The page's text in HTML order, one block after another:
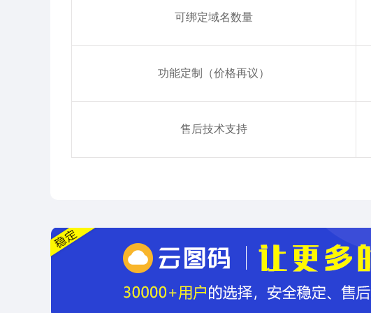
可绑定域名数量
功能定制（价格再议）
售后技术支持